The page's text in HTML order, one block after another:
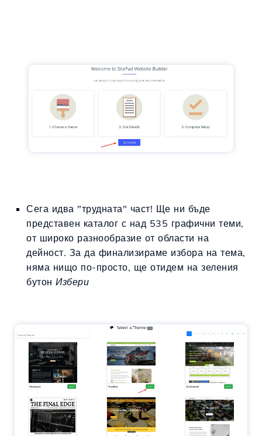
Сега идва "трудната" част! Ще ни бъде
представен каталог с над 535 графични теми,
от широко разнообразие от области на
дейност. За да финализираме избора на тема,
няма нищо по-просто, ще отидем на зеления
бутон Избери